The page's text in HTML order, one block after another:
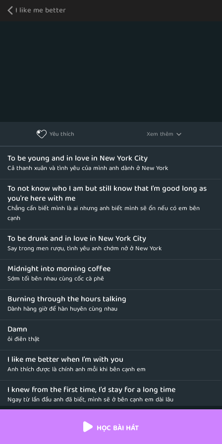
I like me better
Yêu thích Xem thêm
To be young and in love in New York City
Cả thanh xuân và tình yêu của mình anh dành ở New York
To not know who I am but still know that I'm good long as
you're here with me
Chẳng cần biết mình là ai nhưng anh biết mình sẽ ổn nếu có em bên
cạnh
To be drunk and in love in New York City
Say trong men rượu, tình yêu anh chớm nở ở New York
Midnight into morning coffee
Sớm tối bên nhau cùng cốc cà phê
Burning through the hours talking
Dành hàng giờ để hàn huyên cùng nhau
Damn
ôi điên thật
I like me better when I'm with you
Anh thích được là chính anh mỗi khi bên cạnh em
I knew from the first time, I'd stay for a long time
Ngay từ lần đầu anh đã biết, mình sẽ ở bên cạnh em dài lâu
'Cause I like me better when—
Vì anh thấy mình tốt hơn khi HỌC BÀI HÁT